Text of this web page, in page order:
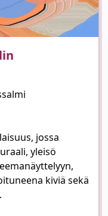
jossa
yleisö
kiviä sekä